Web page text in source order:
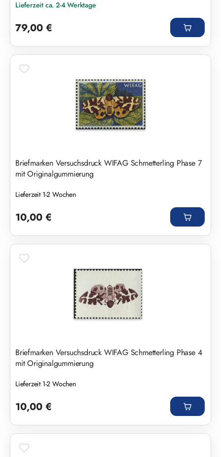
Lieferzeit ca. 2-4 Werktage
79,00 €
Briefmarken Versuchsdruck WIFAG Schmetterling Phase 7
mit Originalgummierung
Lieferzeit 1-2 Wochen
10,00 €
Briefmarken Versuchsdruck WIFAG Schmetterling Phase 4
mit Originalgummierung
Lieferzeit 1-2 Wochen
10,00 €